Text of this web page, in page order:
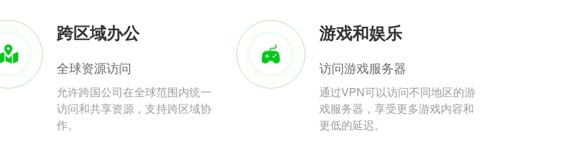
跨区域办公
全球资源访问
允许跨国公司在全球范围内统一
访问和共享资源，支持跨区域协
作。
游戏和娱乐
访问游戏服务器
通过VPN可以访问不同地区的游
戏服务器，享受更多游戏内容和
更低的延迟。